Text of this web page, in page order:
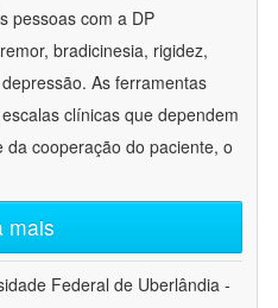
pessoas com a DP
bradicinesia, rigidez,
As ferramentas
clínicas que dependem
cooperação do paciente, o
mais
Federal de Uberlândia -